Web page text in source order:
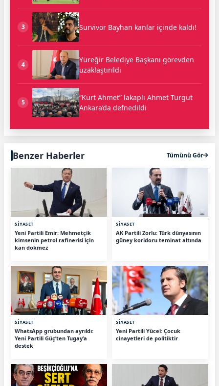
3 Survivor Bayhan kanlar içinde kaldı!
4
Yüreğir Belediye Başkanı görevden
uzaklaştırıldı
5
“Kürt Ahmet” lakaplı Ahmet Turgut
Ankara’da defnedildi
Benzer Haberler Tümünü Gör
SİYASET
Yeni Partili Emir: Mehmetçik
kimsenin petrol rafinerisi için
kan dökmez
SİYASET
AK Partili Zorlu: Türk dünyasının
güney koridoru teminat altında
SİYASET
WhatsApp grubundan ayrıldı:
Yeni Partili Güç’ten Tugay’a
destek
SİYASET
Yeni Partili Yücel: Çocuk
cinayetleri de politiktir